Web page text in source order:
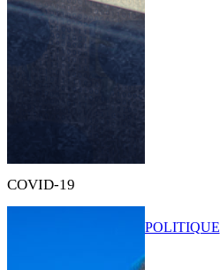
COVID-19
POLITIQUE